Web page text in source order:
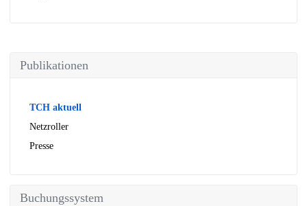
Publikationen
TCH aktuell
Netzroller
Presse
Buchungssystem